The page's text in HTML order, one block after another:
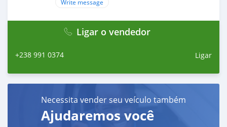
Write message
Ligar o vendedor
+238 991 0374 Ligar
Necessita vender seu veículo também
Ajudaremos você